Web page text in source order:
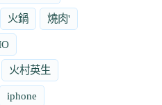
火鍋 燒肉'
火村英生
iphone